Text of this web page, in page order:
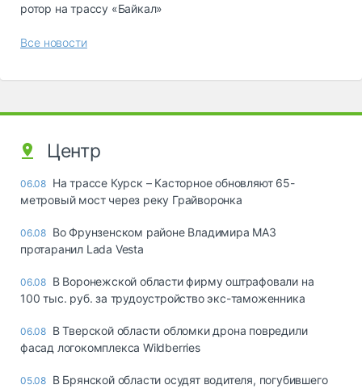
ротор на трассу «Байкал»
Все новости
Центр
06.08 На трассе Курск – Касторное обновляют 65-
метровый мост через реку Грайворонка
06.08 Во Фрунзенском районе Владимира МАЗ
протаранил Lada Vesta
06.08 В Воронежской области фирму оштрафовали на
100 тыс. руб. за трудоустройство экс-таможенника
06.08 В Тверской области обломки дрона повредили
фасад логокомплекса Wildberries
05.08 В Брянской области осудят водителя, погубившего